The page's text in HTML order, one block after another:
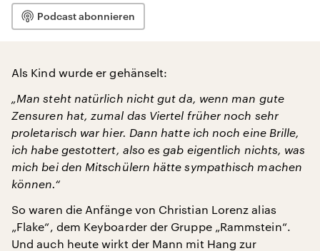
Podcast abonnieren
Als Kind wurde er gehänselt:
„Man steht natürlich nicht gut da, wenn man gute
Zensuren hat, zumal das Viertel früher noch sehr
proletarisch war hier. Dann hatte ich noch eine Brille,
ich habe gestottert, also es gab eigentlich nichts, was
mich bei den Mitschülern hätte sympathisch machen
können.“
So waren die Anfänge von Christian Lorenz alias
„Flake“, dem Keyboarder der Gruppe „Rammstein“.
Und auch heute wirkt der Mann mit Hang zur